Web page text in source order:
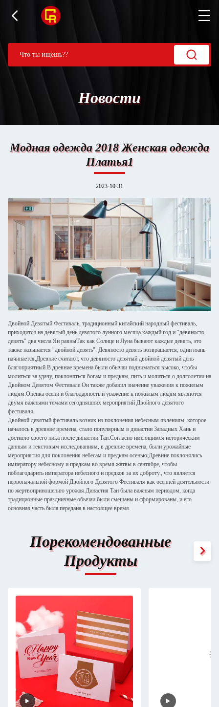
Новости
Модная одежда 2018 Женская одежда
Платья1
2023-10-31
Двойной Девятый Фестиваль, традиционный китайский народный фестиваль,
приходится на девятый день девятого лунного месяца каждый год.и "девяносто
девять" два числа Ян равныТак как Солнце и Луна бывают каждые девять, это
также называется "двойной девять". Девяносто девять возвращается, один юань
начинается,Древние считают, что девяносто девятый двойной девятый день
благоприятный.В древние времена были обычаи подниматься высоко, чтобы
молиться за удачу, поклоняться богам и предкам, пить и молиться о долголетии на
Двойном Девятом Фестивале.Он также добавил значение уважения к пожилым
людям.Оценка осени и благодарность и уважение к пожилым людям являются
двумя важными темами сегодняшних мероприятий Двойного девятого
фестиваля.
Двойной девятый фестиваль возник из поклонения небесным явлениям, которое
началось в древние времена, стало популярным в династии Западных Хань и
достигло своего пика после династии Тан.Согласно имеющимся историческим
данным и текстовым исследованиям, в древние времена, были урожайные
мероприятия для поклонения небесам и предкам осенью;Древние поклонялись
императору небесному и предкам во время жатвы в сентябре, чтобы
поблагодарить императора небесного и предков за их доброту., что является
первоначальной формой Двойного Девятого Фестиваля как осенней деятельности
по жертвоприношению урожая.Династия Тан была важным периодом, когда
традиционные праздничные обычаи были смешаны и сформированы, и его
основная часть была передана в настоящее время.
Порекомендованные
Продукты